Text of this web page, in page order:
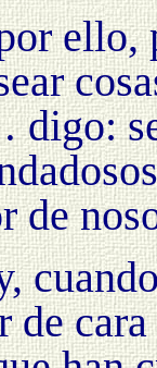
ello,
de
de